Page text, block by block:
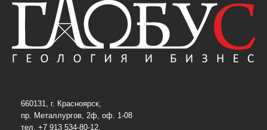
660131, г. Красноярск,
пр. Металлургов, 2ф, оф. 1-08
тел. +7 913 534-80-12,